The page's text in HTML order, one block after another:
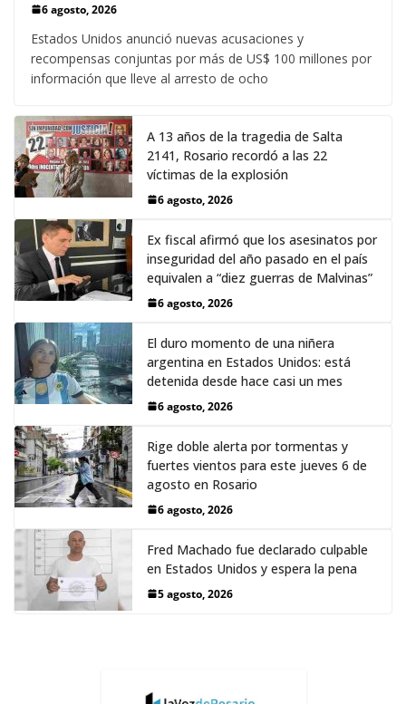
6 agosto, 2026
Estados Unidos anunció nuevas acusaciones y
recompensas conjuntas por más de US$ 100 millones por
información que lleve al arresto de ocho
A 13 años de la tragedia de Salta
2141, Rosario recordó a las 22
víctimas de la explosión
6 agosto, 2026
Ex fiscal afirmó que los asesinatos por
inseguridad del año pasado en el país
equivalen a “diez guerras de Malvinas”
6 agosto, 2026
El duro momento de una niñera
argentina en Estados Unidos: está
detenida desde hace casi un mes
6 agosto, 2026
Rige doble alerta por tormentas y
fuertes vientos para este jueves 6 de
agosto en Rosario
6 agosto, 2026
Fred Machado fue declarado culpable
en Estados Unidos y espera la pena
5 agosto, 2026